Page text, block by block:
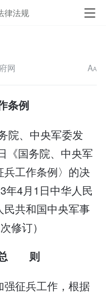
律法规
网 AA
条例
院、中央军委发
国务院、中央军
工作条例〉的决
4月1日中华人民
共和国中央军事
修订）
总 则
征兵工作，根据